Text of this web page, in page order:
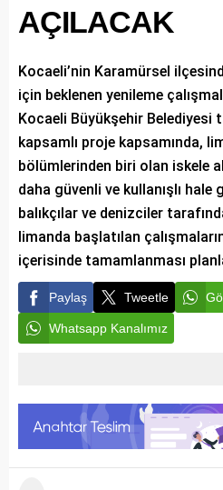
AÇILACAK
Kocaeli’nin Karamürsel
için beklenen yenileme
Kocaeli Büyükşehir Belediyesi
kapsamlı proje kapsamında,
bölümlerinden biri olan iskele
daha güvenli ve kullanışlı hale
balıkçılar ve denizciler
limanda başlatılan
içerisinde tamamlanması
Paylaş Tweetle
Whatsapp Kanalımız